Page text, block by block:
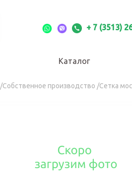
+ 7 (3513)
Каталог
/Собственное производство /Сетка